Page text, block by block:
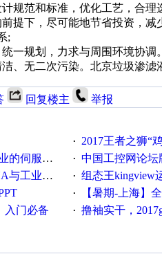
范和标准，优化工艺，合理
下，尽可能地节省投资，减
;
规划，力求与周围环境协调
无二次污染。北京垃圾渗滤
回复楼主 举报
· 2017王者之狮“鸡”情签到
期望是什么？ · 中国工控网论坛版
培训班通知！ · 组态王kingview
· 【暑期-上海】全国工业
入门必备 · 撸袖实干，2017gongkong®第